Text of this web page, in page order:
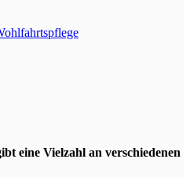
eine Vielzahl an verschiedenen